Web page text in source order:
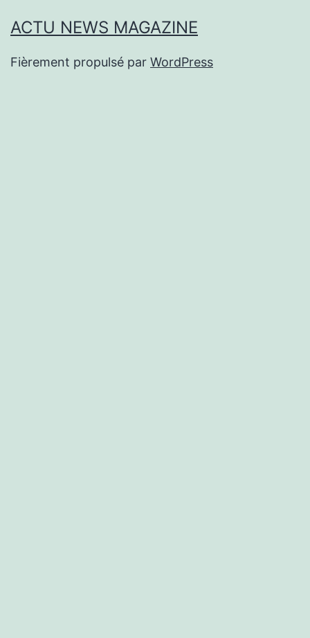
ACTU NEWS MAGAZINE
Fièrement propulsé par WordPress